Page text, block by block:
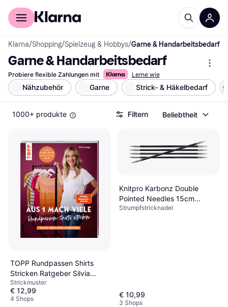
Für Shopper
Klarna/Shopping/Spielzeug & Hobbys/Garne & Handarbeitsbedarf
Garne & Handarbeitsbedarf
Probiere flexible Zahlungen mit Lerne wie
Nähzubehör Garne Strick- & Häkelbedarf
1000+ produkte Filtern Beliebtheit
TOPP Rundpassen Shirts
Stricken Ratgeber Silvia
Jäger - Bordeaux/Messing
Strickmuster
€ 12,99
4 Shops
Knitpro Karbonz Double
Pointed Needles 15cm
2.50mm
Strumpfstricknadel
€ 10,99
3 Shops